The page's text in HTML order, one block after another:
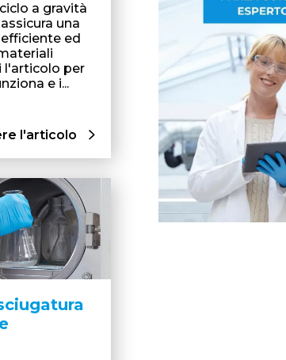
a gravità
una
ed
l'articolo per
e i...
l'articolo